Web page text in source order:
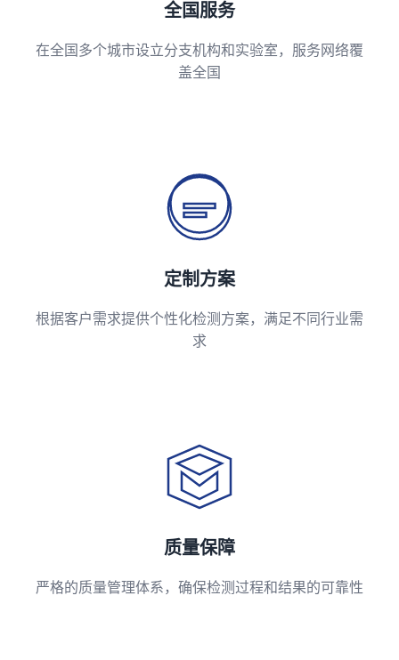
全国服务
在全国多个城市设立分支机构和实验室，服务网络覆
盖全国
定制方案
根据客户需求提供个性化检测方案，满足不同行业需
求
质量保障
严格的质量管理体系，确保检测过程和结果的可靠性